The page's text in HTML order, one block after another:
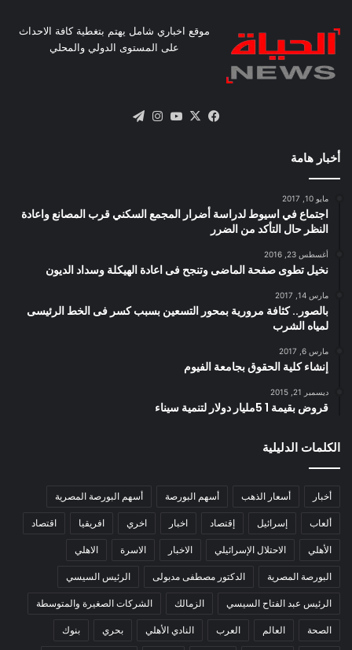
موقع اخباري شامل يهتم بتغطية كافة الاحداث
على المستوى الدولي والمحلي
فيسبوك
X يوتيوبانستقرام
أخبار هامة
مايو 10, 2017
اجتماع في اسيوط لدراسة أضرار المجمع السكني قرب المصانع واعادة
النظر حال التأكد من الضرر
أغسطس 23, 2016
نخيل تطوى صفحة الماضى وتنجح فى اعادة الهيكلة وسداد الديون
مارس 14, 2017
بالصور.. كثافة مرورية بمحور التسعين بسبب كسر فى الخط الرئيسى
لمياه الشرب
مارس 6, 2017
إنشاء كلية الحقوق بجامعة الفيوم
ديسمبر 21, 2015
قروض بقيمة 1 5مليار دولار لتنمية سيناء
الكلمات الدليلية
أخبار أسعار الذهب أسهم البورصة أسهم البورصة المصرية
ألعاب إسرائيل إقتصاد اخبار اخري افريقيا اقتصاد
الأهلي الاحتلال الإسرائيلي الاخبار الاسرة الاهلي
البورصة المصرية الدكتور مصطفى مدبولى الرئيس السيسي
الرئيس عبد الفتاح السيسي الزمالك الشركات الصغيرة والمتوسطة
الصحة العالم العرب النادي الأهلي بحري بنوك